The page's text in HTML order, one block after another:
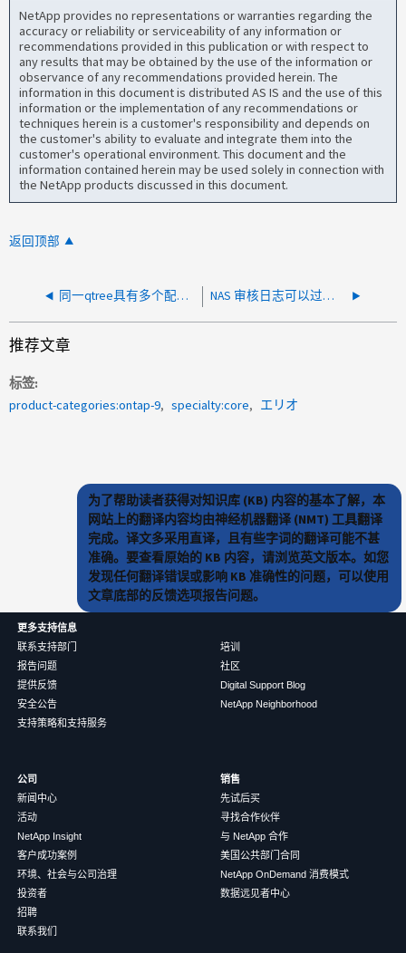
NetApp provides no representations or warranties regarding the
accuracy or reliability or serviceability of any information or
recommendations provided in this publication or with respect to
any results that may be obtained by the use of the information or
observance of any recommendations provided herein. The
information in this document is distributed AS IS and the use of this
information or the implementation of any recommendations or
techniques herein is a customer's responsibility and depends on
the customer's ability to evaluate and integrate them into the
customer's operational environment. This document and the
information contained herein may be used solely in connection with
the NetApp products discussed in this document.
返回顶部
同一qtree具有多个配额条目 NAS 审核日志可以过滤特定信息然后转发
推荐文章
标签
product-categories:ontap-9
specialty:core エリオ
为了帮助读者获得对知识库 (KB) 内容的基本了解，本
网站上的翻译内容均由神经机器翻译 (NMT) 工具翻译
完成。译文多采用直译，且有些字词的翻译可能不甚
准确。要查看原始的 KB 内容，请浏览英文版本。如您
发现任何翻译错误或影响 KB 准确性的问题，可以使用
文章底部的反馈选项报告问题。
更多支持信息
联系支持部门
报告问题
提供反馈
安全公告
支持策略和支持服务
培训
社区
Digital Support Blog
NetApp Neighborhood
公司
新闻中心
活动
NetApp Insight
客户成功案例
环境、社会与公司治理
投资者
招聘
联系我们
销售
先试后买
寻找合作伙伴
与 NetApp 合作
美国公共部门合同
NetApp OnDemand 消费模式
数据远见者中心